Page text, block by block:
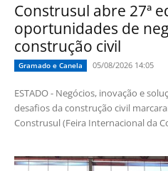
Construsul abre 27ª
oportunidades de
construção civil
Gramado e Canela 05/08/2026 14:05
ESTADO - Negócios, inovação e
desafios da construção civil
Construsul (Feira Internacional da